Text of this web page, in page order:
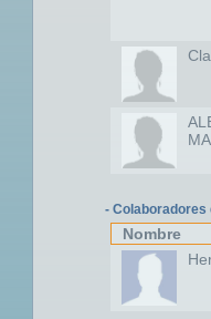
- Colaboradores
Nombre